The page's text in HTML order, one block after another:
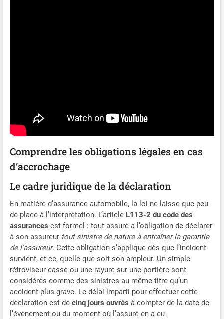
Comprendre les obligations légales en cas
d’accrochage
Le cadre juridique de la déclaration
En matière d’assurance automobile, la loi ne laisse que peu
de place à l’interprétation. L’article L113-2 du code des
assurances est formel : tout assuré a l’obligation de déclarer
à son assureur tout sinistre de nature à entraîner la garantie
de l’assureur. Cette obligation s’applique dès que l’incident
survient, et ce, quelle que soit son ampleur. Un simple
rétroviseur cassé ou une rayure sur une portière sont
considérés comme des sinistres au même titre qu’un
accident plus grave. Le délai imparti pour effectuer cette
déclaration est de cinq jours ouvrés à compter de la date de
l’événement ou du moment où l’assuré en a eu